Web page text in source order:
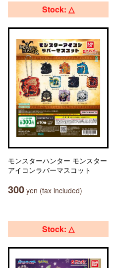
Stock: △
モンスターハンター モンスター
アイコンラバーマスコット
300 yen (tax included)
Stock: △